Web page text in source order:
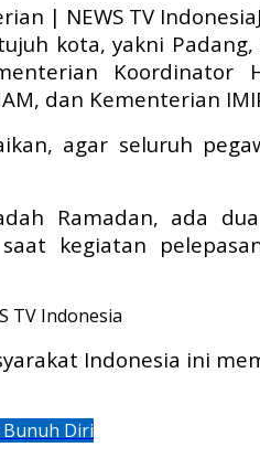
kota, yakni Padang,
dan Kementerian
agar seluruh
Ramadan, ada
kegiatan
Indonesia ini
Bunuh Diri